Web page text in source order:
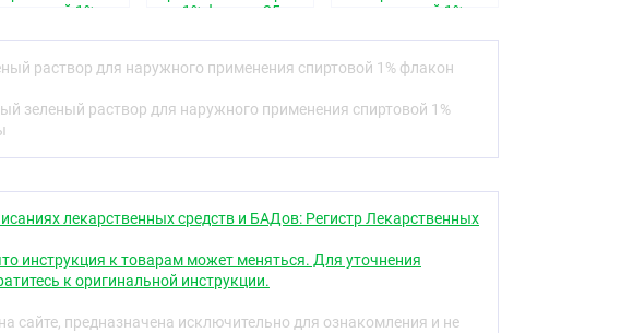
дозы
на поврежденную поверхность, захватывая
при попадании на слизистую оболочку глаза —
инструкции побочных эффектов усугубляются, или вы
эффекты, не указанные в инструкции, сообщите
спиртовой 1%
1% флакон 25мл
спиртовой 1%
раствор для наружного применения спиртовой 1% флакон
зеленый раствор для наружного применения спиртовой 1%
лекарственных средств и БАДов: Регистр Лекарственных
инструкция к товарам может меняться. Для уточнения
к оригинальной инструкции.
сайте, предназначена исключительно для ознакомления и не